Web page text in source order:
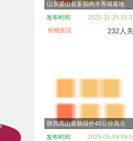
山东梁山县多胎肉羊养殖基地
发布时间:
2025-11-25
价格面议
232人
陕西高山黄杨报价40公分高元
发布时间:
2025-05-09